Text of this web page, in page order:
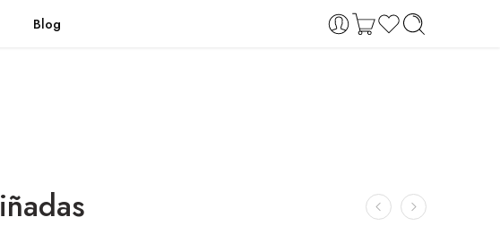
Blog